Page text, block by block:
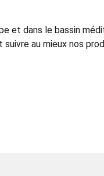
et dans le bassin
au mieux nos